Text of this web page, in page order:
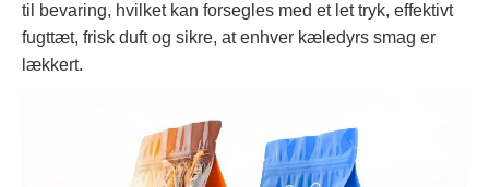
til bevaring, hvilket kan forsegles med et let tryk, effektivt
fugttæt, frisk duft og sikre, at enhver kæledyrs smag er
lækkert.